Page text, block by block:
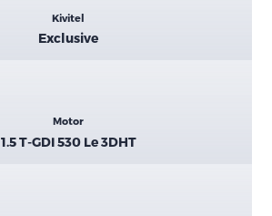
Kivitel
Exclusive
Motor
1.5 T-GDI 530 Le 3DHT